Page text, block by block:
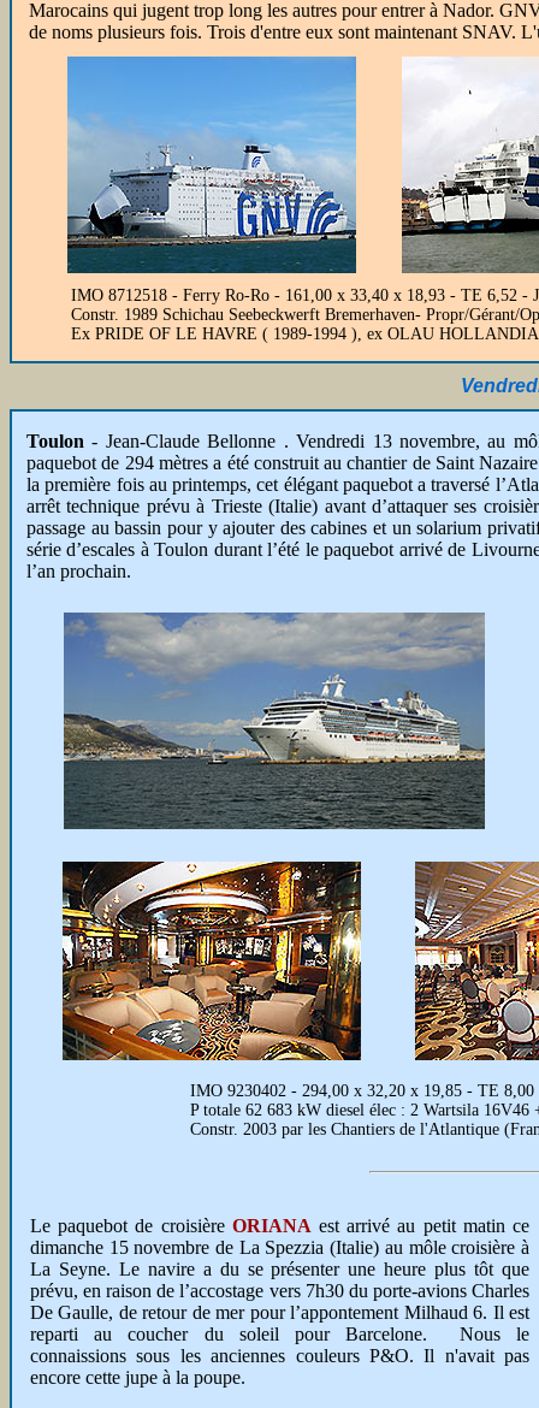
Marocains qui jugent trop long les autres pour entrer à Nador.
de noms plusieurs fois. Trois d'entre eux sont maintenant SNAV.
IMO 8712518 - Ferry Ro-Ro - 161,00 x 33,40 x 18,93 - TE 6,52 -
Constr. 1989 Schichau Seebeckwerft Bremerhaven- Propr/Gérant/
Ex PRIDE OF LE HAVRE ( 1989-1994 ), ex OLAU HOLLANDIA
Toulon - Jean-Claude Bellonne . Vendredi 13 novembre, au
paquebot de 294 mètres a été construit au chantier de Saint
la première fois au printemps, cet élégant paquebot a traversé
arrêt technique prévu à Trieste (Italie) avant d’attaquer ses
passage au bassin pour y ajouter des cabines et un solarium
série d’escales à Toulon durant l’été le paquebot arrivé de
l’an prochain.
IMO 9230402 - 294,00 x 32,20 x 19,85 - TE
P totale 62 683 kW diesel élec : 2 Wartsila
Constr. 2003 par les Chantiers de l'Atlantique
Le paquebot de croisière ORIANA est arrivé au petit matin ce
dimanche 15 novembre de La Spezzia (Italie) au môle croisière à
La Seyne. Le navire a du se présenter une heure plus tôt que
prévu, en raison de l’accostage vers 7h30 du porte-avions Charles
De Gaulle, de retour de mer pour l’appontement Milhaud 6. Il est
reparti au coucher du soleil pour Barcelone. Nous le
connaissions sous les anciennes couleurs P&O. Il n'avait pas
encore cette jupe à la poupe.